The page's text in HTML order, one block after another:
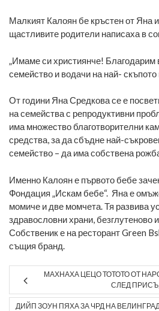
Малкият Калоян бе кръстен от Яна
щастливите родители написаха в
„Имаме си християнче! Благодарим
семейство и водачи на най-
От години Яна Средкова се е
на семейства с репродуктивни
има множество благотворителни
средства, за да сбъдне най-
семейство – да има собствена
Именно Калоян е първото бебе
Фондация „Искам бебе“. Яна е
момиче и две момчета. Тя развива
здравословни храни, безглутеново
Собственик е на ресторант Green
същия бранд.
МАХНАХА ЦЕЦО ТОТОТО ОТ
СЛЕД
ДИЙП ЗОУН ПЯХА ЗА ЧРД НА